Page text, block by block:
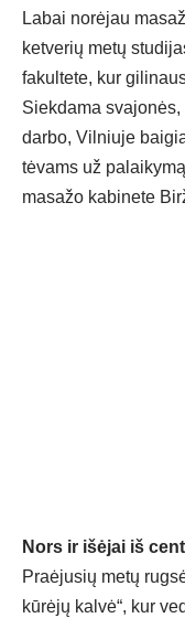
Labai norėjau
ketverių metų
fakultete, kur
Siekdama
darbo, Vilniuje
tėvams už
masažo kabinete
Nors ir išėjai iš
Praėjusių metų
kūrėjų kalvė“, kur